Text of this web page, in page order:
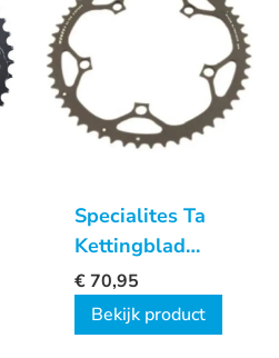
Specialites Ta
Kettingblad
Horus (11s)
Steek 135 52t
Buiten
€70,95
Bekijk product